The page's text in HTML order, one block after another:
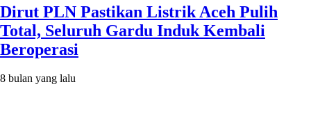
Dirut PLN Pastikan Listrik Aceh Pulih
Total, Seluruh Gardu Induk Kembali
Beroperasi
8 bulan yang lalu